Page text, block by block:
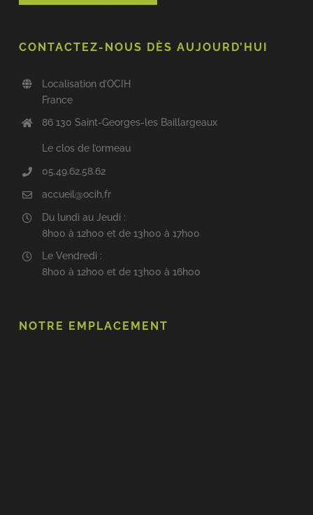
CONTACTEZ-NOUS DÈS AUJOURD’HUI
Localisation d’OCIH
France
86 130 Saint-Georges-les Baillargeaux
Le clos de l’ormeau
05.49.62.58.62
accueil@ocih.fr
Du lundi au Jeudi :
8h00 à 12h00 et de 13h00 à 17h00
Le Vendredi :
8h00 à 12h00 et de 13h00 à 16h00
NOTRE EMPLACEMENT